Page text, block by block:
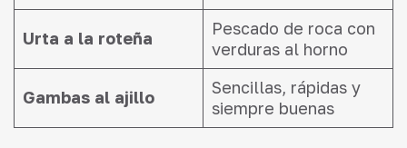
Urta a la roteña
Pescado de roca con
verduras al horno
Gambas al ajillo
Sencillas, rápidas y
siempre buenas